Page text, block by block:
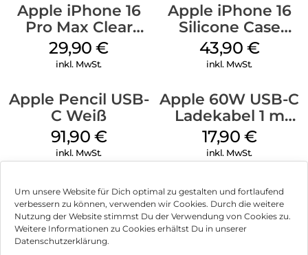
Um unsere Website für Dich optimal zu gestalten und fortlaufend
verbessern zu können, verwenden wir Cookies. Durch die weitere
Nutzung der Website stimmst Du der Verwendung von Cookies zu.
Weitere Informationen zu Cookies erhältst Du in unserer
Datenschutzerklärung.
Apple iPhone 16
Pro Max Clear
Case MagSafe
Transparent
29,90€
inkl. MwSt.
Apple iPhone 16
Silicone Case
MagSafe Plum
43,90 €
inkl. MwSt.
Apple Pencil USB-
C Weiß
91,90 €
inkl. MwSt.
Apple 60W USB-C
Ladekabel 1 m
Weiß
17,90 €
inkl. MwSt.
Impressum